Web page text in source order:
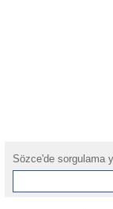
Sözce'de sorgulama